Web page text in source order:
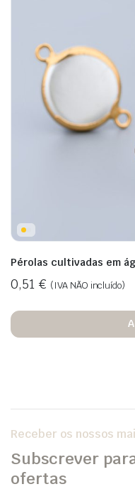
Pérolas cultivadas em
0,51 € (IVA NÃO incluído)
Receber os nossos
Subscrever
ofertas